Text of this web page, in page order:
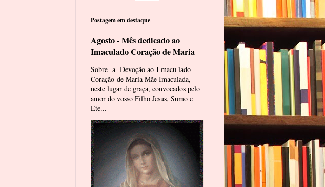
Postagem em destaque
Agosto - Mês dedicado ao
Imaculado Coração de Maria
Sobre a Devoção ao I macu lado
Coração de Maria Mãe Imaculada,
neste lugar de graça, convocados pelo
amor do vosso Filho Jesus, Sumo e
Ete...